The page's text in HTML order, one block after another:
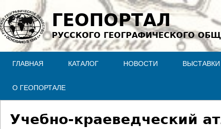
Jump to navigation
ГЕОПОРТАЛ
РУССКОГО ГЕОГРАФИЧЕСКОГО
ГЛАВНАЯ КАТАЛОГ НОВОСТИ ВЫСТАВКИ
О ГЕОПОРТАЛЕ
Учебно-краеведческий